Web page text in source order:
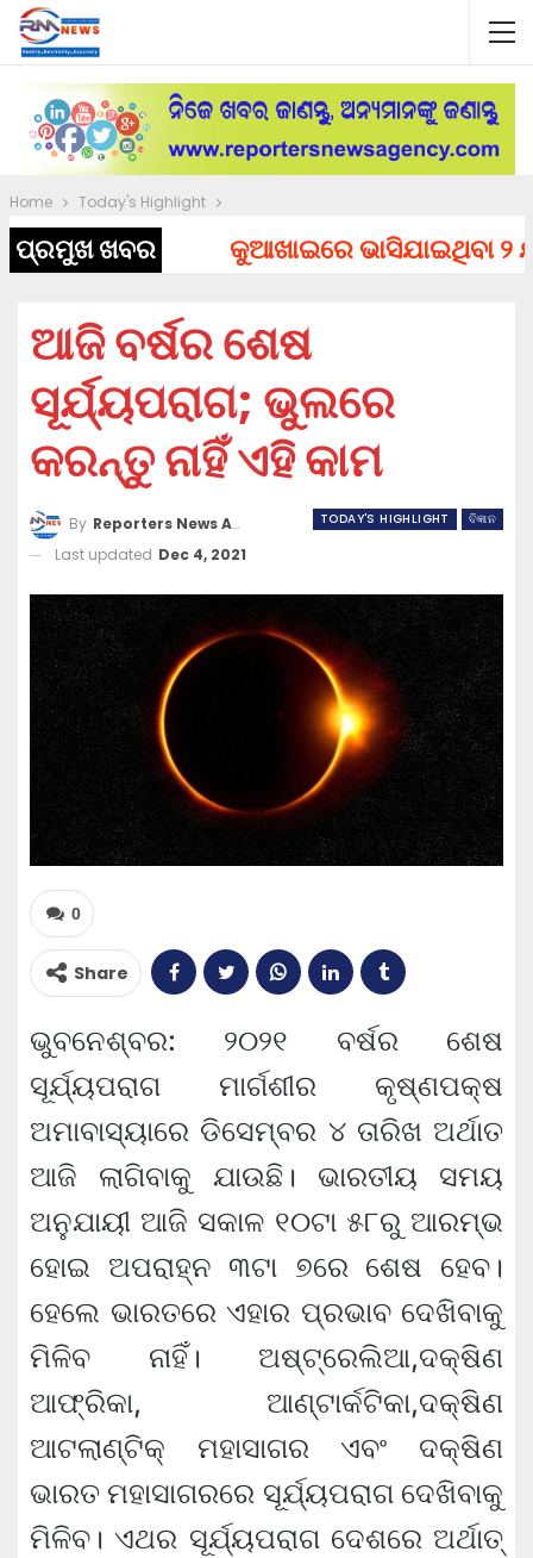
Home Today's Highlight
ପ୍ରମୁଖ ଖବର କୁଆଖାଇରେ ଭାସିଯାଇଥିବା ୨
ଆଜି ବର୍ଷର ଶେଷ
ସୂର୍ଯ୍ୟପରାଗ; ଭୁଲରେ
କରନ୍ତୁ ନାହିଁ ଏହି କାମ
TODAY'S HIGHLIGHT ବିଜ୍ଞାନ
By Reporters News Agency
Last updated Dec 4, 2021
0
Share
ଭୁବନେଶ୍ବର: ୨୦୨୧ ବର୍ଷର ଶେଷ
ସୂର୍ଯ୍ୟପରାଗ ମାର୍ଗଶୀର କୃଷ୍ଣପକ୍ଷ
ଅମାବାସ୍ୟାରେ ଡିସେମ୍ବର ୪ ତାରିଖ ଅର୍ଥାତ
ଆଜି ଲାଗିବାକୁ ଯାଉଛି। ଭାରତୀୟ ସମୟ
ଅନୁଯାୟୀ ଆଜି ସକାଳ ୧୦ଟା ୫୮ରୁ ଆରମ୍ଭ
ହୋଇ ଅପରାହ୍ନ ୩ଟା ୭ରେ ଶେଷ ହେବ।
ହେଲେ ଭାରତରେ ଏହାର ପ୍ରଭାବ ଦେଖିବାକୁ
ମିଳିବ ନାହିଁ। ଅଷ୍ଟ୍ରେଲିଆ,ଦକ୍ଷିଣ
ଆଫ୍ରିକା, ଆଣ୍ଟାର୍କଟିକା,ଦକ୍ଷିଣ
ଆଟଲାଣ୍ଟିକ୍ ମହାସାଗର ଏବଂ ଦକ୍ଷିଣ
ଭାରତ ମହାସାଗରରେ ସୂର୍ଯ୍ୟପରାଗ ଦେଖିବାକୁ
ମିଳିବ। ଏଥର ସୂର୍ଯ୍ୟପରାଗ ଦେଶରେ ଅର୍ଥାତ୍